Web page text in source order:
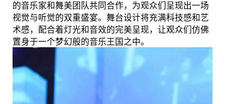
的音乐家和舞美团队共同合作，为观众们呈现出一场
视觉与听觉的双重盛宴。舞台设计将充满科技感和艺
术感，配合着灯光和音效的完美呈现，让观众们仿佛
置身于一个梦幻般的音乐王国之中。